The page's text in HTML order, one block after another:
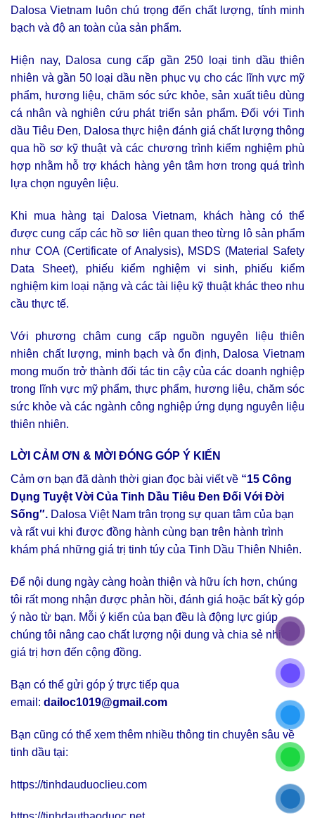
Dalosa Vietnam luôn chú trọng đến chất lượng, tính minh
bạch và độ an toàn của sản phẩm.
Hiện nay, Dalosa cung cấp gần 250 loại tinh dầu thiên
nhiên và gần 50 loại dầu nền phục vụ cho các lĩnh vực mỹ
phẩm, hương liệu, chăm sóc sức khỏe, sản xuất tiêu dùng
cá nhân và nghiên cứu phát triển sản phẩm. Đối với Tinh
dầu Tiêu Đen, Dalosa thực hiện đánh giá chất lượng thông
qua hồ sơ kỹ thuật và các chương trình kiểm nghiệm phù
hợp nhằm hỗ trợ khách hàng yên tâm hơn trong quá trình
lựa chọn nguyên liệu.
Khi mua hàng tại Dalosa Vietnam, khách hàng có thể
được cung cấp các hồ sơ liên quan theo từng lô sản phẩm
như COA (Certificate of Analysis), MSDS (Material Safety
Data Sheet), phiếu kiểm nghiệm vi sinh, phiếu kiểm
nghiệm kim loại nặng và các tài liệu kỹ thuật khác theo nhu
cầu thực tế.
Với phương châm cung cấp nguồn nguyên liệu thiên
nhiên chất lượng, minh bạch và ổn định, Dalosa Vietnam
mong muốn trở thành đối tác tin cậy của các doanh nghiệp
trong lĩnh vực mỹ phẩm, thực phẩm, hương liệu, chăm sóc
sức khỏe và các ngành công nghiệp ứng dụng nguyên liệu
thiên nhiên.
LỜI CẢM ƠN & MỜI ĐÓNG GÓP Ý KIẾN
Cảm ơn bạn đã dành thời gian đọc bài viết về “15 Công
Dụng Tuyệt Vời Của Tinh Dầu Tiêu Đen Đối Với Đời
Sống″. Dalosa Việt Nam trân trọng sự quan tâm của bạn
và rất vui khi được đồng hành cùng bạn trên hành trình
khám phá những giá trị tinh túy của Tinh Dầu Thiên Nhiên.
Để nội dung ngày càng hoàn thiện và hữu ích hơn, chúng
tôi rất mong nhận được phản hồi, đánh giá hoặc bất kỳ góp
ý nào từ bạn. Mỗi ý kiến của bạn đều là động lực giúp
chúng tôi nâng cao chất lượng nội dung và chia sẻ nhiều
giá trị hơn đến cộng đồng.
Bạn có thể gửi góp ý trực tiếp qua
email: dailoc1019@gmail.com
Bạn cũng có thể xem thêm nhiều thông tin chuyên sâu về
tinh dầu tại:
https://tinhdauduoclieu.com